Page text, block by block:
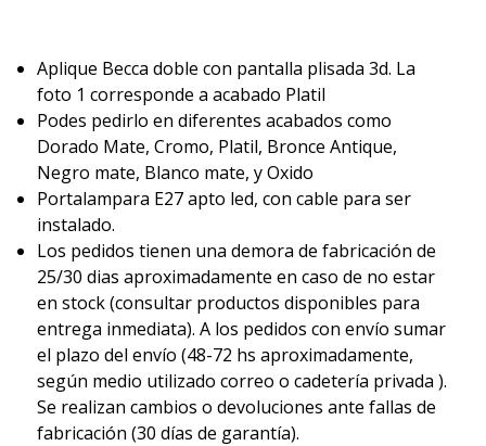
Aplique Becca doble con pantalla plisada 3d. La
foto 1 corresponde a acabado Platil
Podes pedirlo en diferentes acabados como
Dorado Mate, Cromo, Platil, Bronce Antique,
Negro mate, Blanco mate, y Oxido
Portalampara E27 apto led, con cable para ser
instalado.
Los pedidos tienen una demora de fabricación de
25/30 dias aproximadamente en caso de no estar
en stock (consultar productos disponibles para
entrega inmediata). A los pedidos con envío sumar
el plazo del envío (48-72 hs aproximadamente,
según medio utilizado correo o cadetería privada ).
Se realizan cambios o devoluciones ante fallas de
fabricación (30 días de garantía).